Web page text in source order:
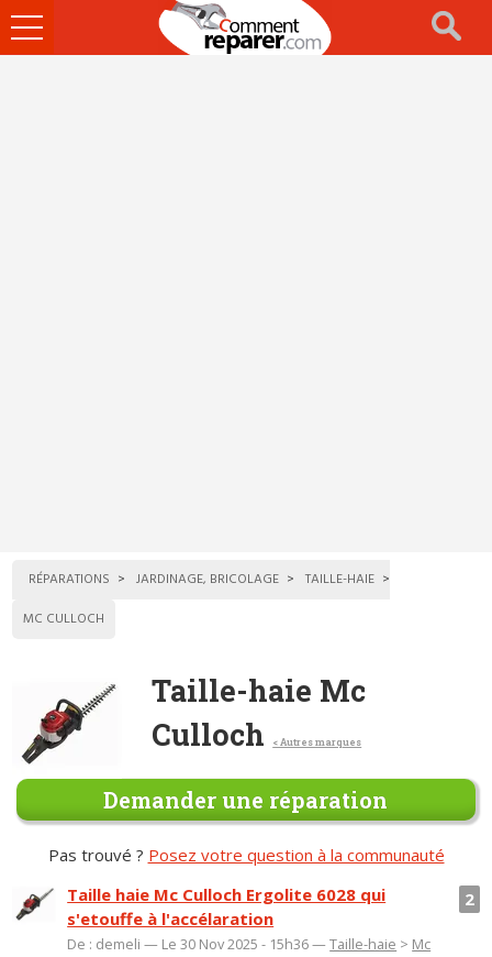
Ouvrir
le
RÉPARATIONS JARDINAGE, BRICOLAGE
TAILLE-HAIE
MC CULLOCH
Taille-haie Mc
Culloch
< Autres marques
Demander une réparation
Pas trouvé ? Posez votre question à la communauté
2
Taille haie Mc Culloch Ergolite 6028 qui
s'etouffe à l'accélaration
De : demeli — Le 30 Nov 2025 - 15h36 —Taille-haie > Mc